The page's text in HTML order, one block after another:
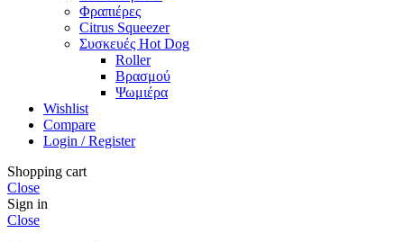
Φραπιέρες
Citrus Squeezer
Συσκευές Hot Dog
Roller
Βρασμού
Ψωμιέρα
Wishlist
Compare
Login / Register
Shopping cart
Close
Sign in
Close